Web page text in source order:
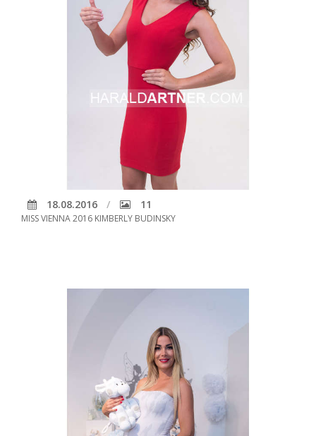
18.08.2016 11
MISS VIENNA 2016 KIMBERLY BUDINSKY